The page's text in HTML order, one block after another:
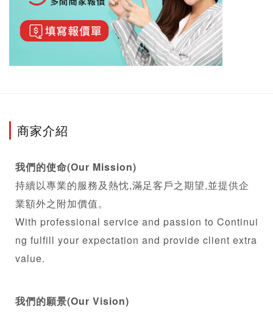
商家介紹
我們的使命(Our Mission)
持續以專業的服務及熱忱,滿足客戶之期望,並提供企
業額外之附加價值。
With professional service and passion to Continui
ng fulfill your expectation and provide client extra
value.
我們的願景(Our Vision)